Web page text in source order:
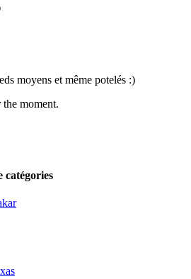
moyens et même potelés :)
moment.
catégories